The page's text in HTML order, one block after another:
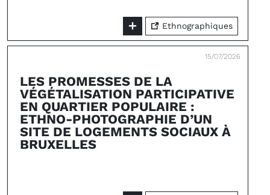
Ethnographiques
15/07/2026
LES PROMESSES DE LA
VÉGÉTALISATION PARTICIPATIVE
EN QUARTIER POPULAIRE :
ETHNO-PHOTOGRAPHIE D’UN
SITE DE LOGEMENTS SOCIAUX À
BRUXELLES